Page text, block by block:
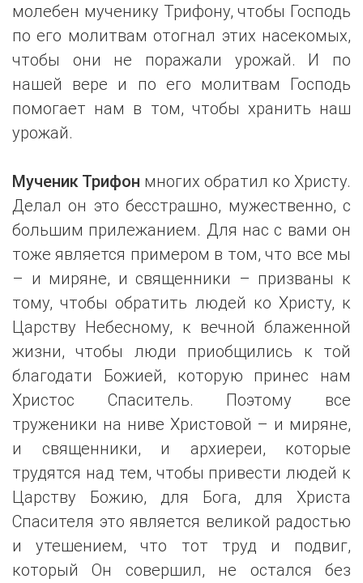
молебен мученику Трифону, чтобы Господь
по его молитвам отогнал этих насекомых,
чтобы они не поражали урожай. И по
нашей вере и по его молитвам Господь
помогает нам в том, чтобы хранить наш
урожай.
Мученик Трифон многих обратил ко Христу.
Делал он это бесстрашно, мужественно, с
большим прилежанием. Для нас с вами он
тоже является примером в том, что все мы
– и миряне, и священники – призваны к
тому, чтобы обратить людей ко Христу, к
Царству Небесному, к вечной блаженной
жизни, чтобы люди приобщились к той
благодати Божией, которую принес нам
Христос Спаситель. Поэтому все
труженики на ниве Христовой – и миряне,
и священники, и архиереи, которые
трудятся над тем, чтобы привести людей к
Царству Божию, для Бога, для Христа
Спасителя это является великой радостью
и утешением, что тот труд и подвиг,
который Он совершил, не остался без